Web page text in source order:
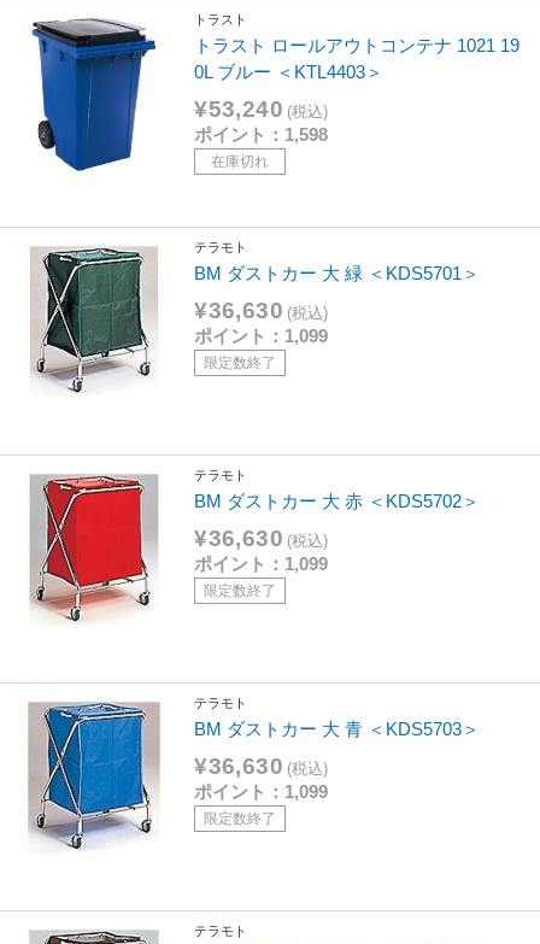
トラスト
トラスト ロールアウトコンテナ 1021 19
0L ブルー ＜KTL4403＞
¥53,240 (税込)
ポイント：1,598
在庫切れ
テラモト
BM ダストカー 大 緑 ＜KDS5701＞
¥36,630 (税込)
ポイント：1,099
限定数終了
テラモト
BM ダストカー 大 赤 ＜KDS5702＞
¥36,630 (税込)
ポイント：1,099
限定数終了
テラモト
BM ダストカー 大 青 ＜KDS5703＞
¥36,630 (税込)
ポイント：1,099
限定数終了
テラモト